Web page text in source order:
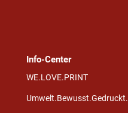
Info-Center
WE.LOVE.PRINT
Umwelt.Bewusst.Gedruckt.